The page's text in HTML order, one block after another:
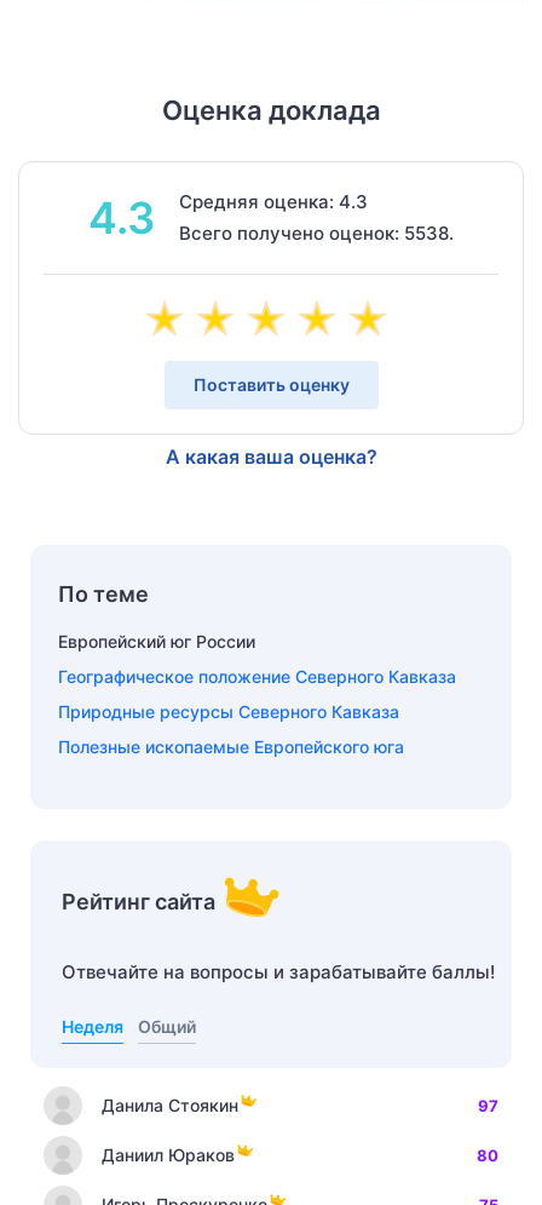
Оценка доклада
4.3
Средняя оценка: 4.3
Всего получено оценок: 5538.
Поставить оценку
А какая ваша оценка?
По теме
Европейский юг России
Географическое положение Северного Кавказа
Природные ресурсы Северного Кавказа
Полезные ископаемые Европейского юга
Рейтинг сайта
Отвечайте на вопросы и зарабатывайте баллы!
Неделя Общий
Данила Стоякин 97
Даниил Юраков 80